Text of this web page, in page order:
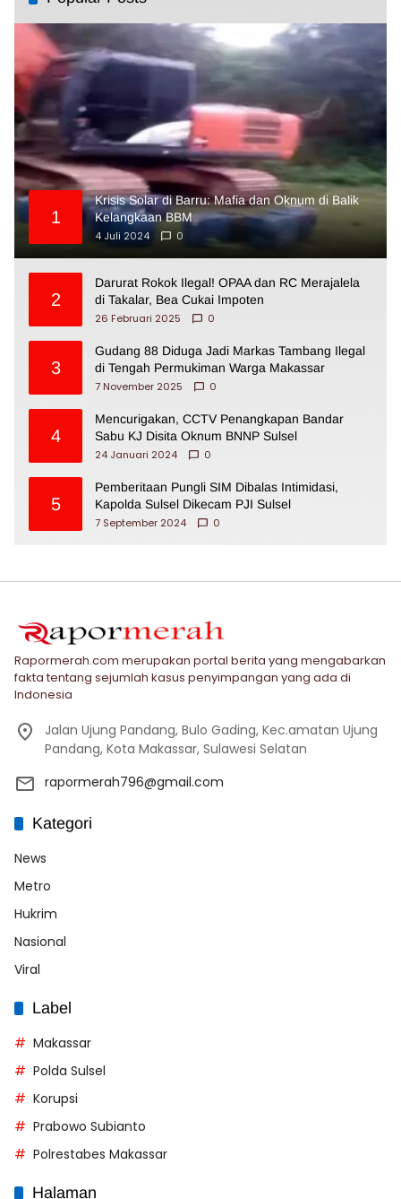
1
Krisis Solar di Barru: Mafia dan Oknum di Balik
Kelangkaan BBM
4 Juli 2024
0
2
Darurat Rokok Ilegal! OPAA dan RC Merajalela
di Takalar, Bea Cukai Impoten
26 Februari 2025
0
3
Gudang 88 Diduga Jadi Markas Tambang Ilegal
di Tengah Permukiman Warga Makassar
7 November 2025
0
4
Mencurigakan, CCTV Penangkapan Bandar
Sabu KJ Disita Oknum BNNP Sulsel
24 Januari 2024
0
5
Pemberitaan Pungli SIM Dibalas Intimidasi,
Kapolda Sulsel Dikecam PJI Sulsel
7 September 2024
0
Rapormerah.com merupakan portal berita yang mengabarkan
fakta tentang sejumlah kasus penyimpangan yang ada di
Indonesia
Jalan Ujung Pandang, Bulo Gading, Kec.amatan Ujung
Pandang, Kota Makassar, Sulawesi Selatan
rapormerah796@gmail.com
Kategori
News
Metro
Hukrim
Nasional
Viral
Label
Makassar
Polda Sulsel
Korupsi
Prabowo Subianto
Polrestabes Makassar
Halaman